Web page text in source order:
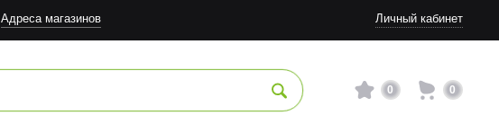
Адреса магазинов Личный кабинет
0 0